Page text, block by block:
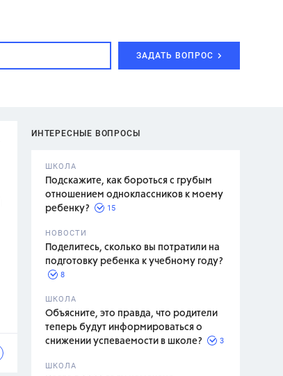
ЗАДАТЬ ВОПРОС
ИНТЕРЕСНЫЕ ВОПРОСЫ
ШКОЛА
Подскажите, как бороться с грубым
отношением одноклассников к моему
ребенку?
15
НОВОСТИ
Поделитесь, сколько вы потратили на
подготовку ребенка к учебному году?
8
ШКОЛА
Объясните, это правда, что родители
теперь будут информироваться о
снижении успеваемости в школе?
3
ШКОЛА